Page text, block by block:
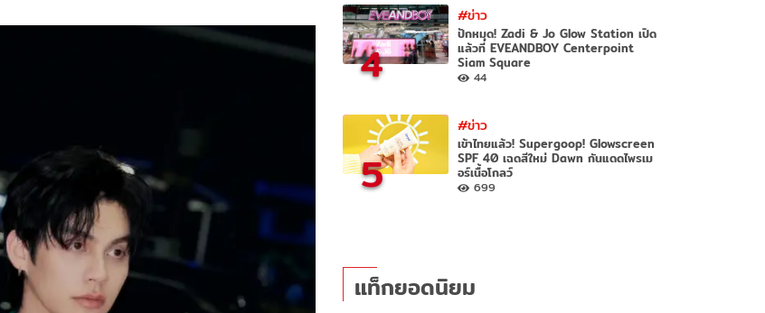
4
#ข่าว
ปักหมุด! Zadi & Jo Glow Station เปิด
แล้วที่ EVEANDBOY Centerpoint
Siam Square
44
5
#ข่าว
เข้าไทยแล้ว! Supergoop! Glowscreen
SPF 40 เฉดสีใหม่ Dawn กันแดดไพรเม
อร์เนื้อโกลว์
699
แท็กยอดนิยม